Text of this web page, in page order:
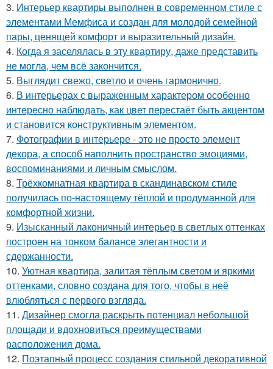
3. Интерьер квартиры выполнен в современном стиле с
элементами Мемфиса и создан для молодой семейной
пары, ценящей комфорт и выразительный дизайн.
4. Когда я заселялась в эту квартиру, даже представить
не могла, чем всё закончится.
5. Выглядит свежо, светло и очень гармонично.
6. В интерьерах с выраженным характером особенно
интересно наблюдать, как цвет перестаёт быть акцентом
и становится конструктивным элементом.
7. Фотографии в интерьере - это не просто элемент
декора, а способ наполнить пространство эмоциями,
воспоминаниями и личным смыслом.
8. Трёхкомнатная квартира в скандинавском стиле
получилась по-настоящему тёплой и продуманной для
комфортной жизни.
9. Изысканный лаконичный интерьер в светлых оттенках
построен на тонком балансе элегантности и
сдержанности.
10. Уютная квартира, залитая тёплым светом и яркими
оттенками, словно создана для того, чтобы в неё
влюбляться с первого взгляда.
11. Дизайнер смогла раскрыть потенциал небольшой
площади и вдохновиться преимуществами
расположения дома.
12. Поэтапный процесс создания стильной декоративной